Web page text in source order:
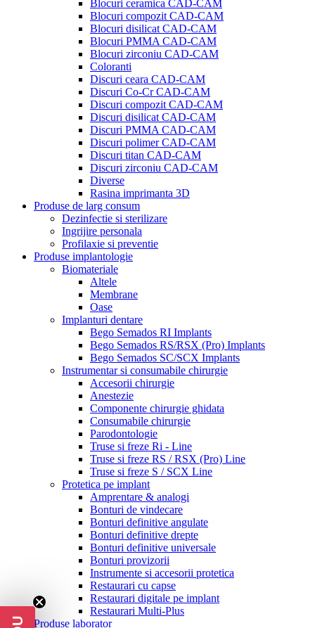
Blocuri ceramica CAD-CAM
Blocuri compozit CAD-CAM
Blocuri disilicat CAD-CAM
Blocuri PMMA CAD-CAM
Blocuri zirconiu CAD-CAM
Coloranti
Discuri ceara CAD-CAM
Discuri Co-Cr CAD-CAM
Discuri compozit CAD-CAM
Discuri disilicat CAD-CAM
Discuri PMMA CAD-CAM
Discuri polimer CAD-CAM
Discuri titan CAD-CAM
Discuri zirconiu CAD-CAM
Diverse
Rasina imprimanta 3D
Produse de larg consum
Dezinfectie si sterilizare
Ingrijire personala
Profilaxie si preventie
Produse implantologie
Biomateriale
Altele
Membrane
Oase
Implanturi dentare
Bego Semados RI Implants
Bego Semados RS/RSX (Pro) Implants
Bego Semados SC/SCX Implants
Instrumentar si consumabile chirurgie
Accesorii chirurgie
Anestezie
Componente chirurgie ghidata
Consumabile chirurgie
Parodontologie
Truse si freze Ri - Line
Truse si freze RS / RSX (Pro) Line
Truse si freze S / SCX Line
Protetica pe implant
Amprentare & analogi
Bonturi de vindecare
Bonturi definitive angulate
Bonturi definitive drepte
Bonturi definitive universale
Bonturi provizorii
Instrumente si accesorii protetica
Restaurari cu capse
Restaurari digitale pe implant
Restaurari Multi-Plus
Produse laborator